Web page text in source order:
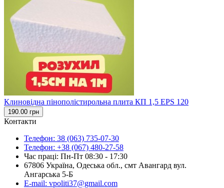
Клиновідна пінополістирольна плита КП 1,5 EPS 120
190.00 грн
Контакти
Телефон: 38 (063) 735-07-30
Телефон: +38 (067) 480-27-58
Час праці: Пн-Пт 08:30 - 17:30
67806 Україна, Одеська обл., смт Авангард вул.
Ангарська 5-Б
E-mail: vpoliti37@gmail.com